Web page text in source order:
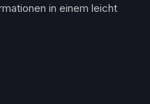
in einem leicht